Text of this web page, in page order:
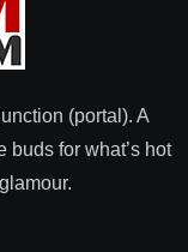
(portal). A
buds for what’s hot